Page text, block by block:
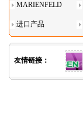
MARIENFELD
进口产品
友情链接：